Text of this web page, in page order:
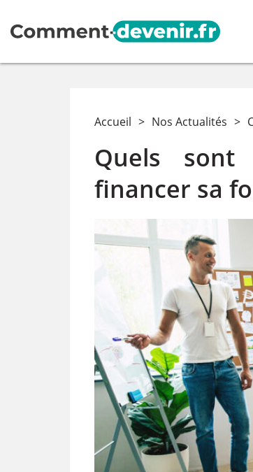
Accueil > Nos Actualités >
Quels
financer sa